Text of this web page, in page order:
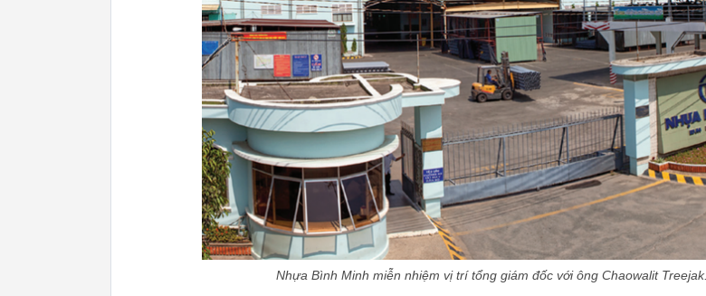
Nhựa Bình Minh miễn nhiệm vị trí tổng giám đốc với ông Chaowalit Treejak.